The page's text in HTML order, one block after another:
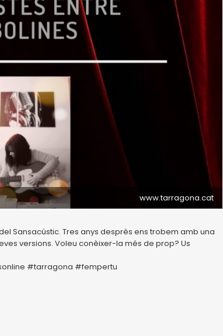
www.tarragona.cat
Sansacústic. Tres anys desprès ens trobem amb una
versions. Voleu conèixer-la més de prop? Us
#tarragona #fempertu